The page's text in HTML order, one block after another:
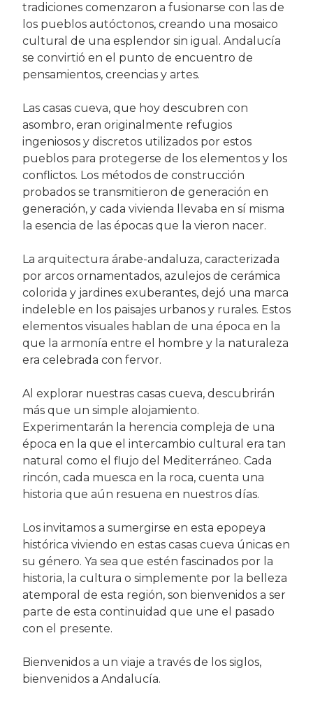
tradiciones comenzaron a fusionarse con las de
los pueblos autóctonos, creando una mosaico
cultural de una esplendor sin igual. Andalucía
se convirtió en el punto de encuentro de
pensamientos, creencias y artes.
Las casas cueva, que hoy descubren con
asombro, eran originalmente refugios
ingeniosos y discretos utilizados por estos
pueblos para protegerse de los elementos y los
conflictos. Los métodos de construcción
probados se transmitieron de generación en
generación, y cada vivienda llevaba en sí misma
la esencia de las épocas que la vieron nacer.
La arquitectura árabe-andaluza, caracterizada
por arcos ornamentados, azulejos de cerámica
colorida y jardines exuberantes, dejó una marca
indeleble en los paisajes urbanos y rurales. Estos
elementos visuales hablan de una época en la
que la armonía entre el hombre y la naturaleza
era celebrada con fervor.
Al explorar nuestras casas cueva, descubrirán
más que un simple alojamiento.
Experimentarán la herencia compleja de una
época en la que el intercambio cultural era tan
natural como el flujo del Mediterráneo. Cada
rincón, cada muesca en la roca, cuenta una
historia que aún resuena en nuestros días.
Los invitamos a sumergirse en esta epopeya
histórica viviendo en estas casas cueva únicas en
su género. Ya sea que estén fascinados por la
historia, la cultura o simplemente por la belleza
atemporal de esta región, son bienvenidos a ser
parte de esta continuidad que une el pasado
con el presente.
Bienvenidos a un viaje a través de los siglos,
bienvenidos a Andalucía.